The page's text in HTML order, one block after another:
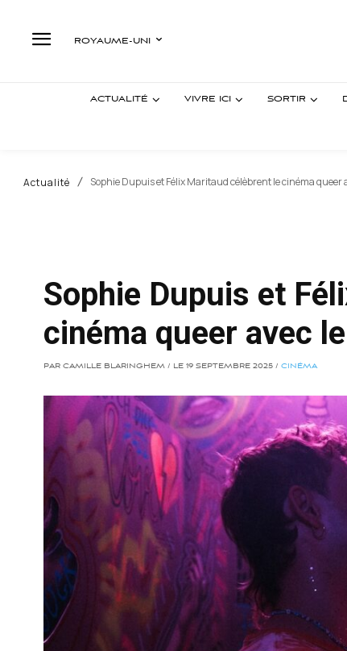
ROYAUME-UNI
ACTUALITÉ VIVRE ICI SORTIR
Actualité Sophie Dupuis et Félix Maritaud célèbrent le cinéma queer
Sophie Dupuis et
cinéma queer avec
PAR CAMILLE BLARINGHEM / LE 19 SEPTEMBRE 2025 / CINÉMA